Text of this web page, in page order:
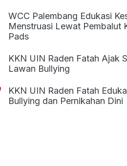
WCC Palembang Edukasi
Menstruasi Lewat Pembalut
Pads
KKN UIN Raden Fatah Ajak
Lawan Bullying
KKN UIN Raden Fatah
Bullying dan Pernikahan Dini